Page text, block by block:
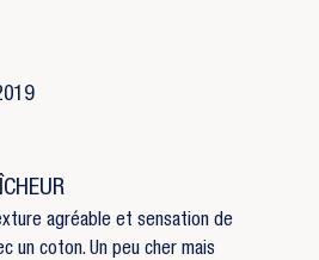
agréable et sensation de
un coton. Un peu cher mais